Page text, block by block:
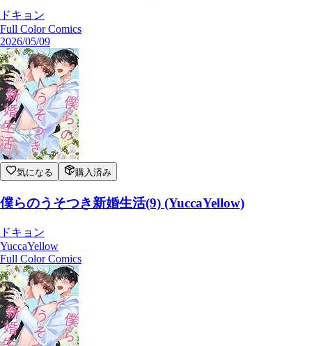
ドキョン
Full Color Comics
2026/05/09
気になる 購入済み
僕らのうそつき新婚生活(9) (YuccaYellow)
ドキョン
YuccaYellow
Full Color Comics